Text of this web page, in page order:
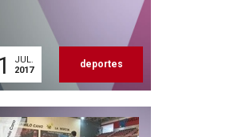
JUL.
2017
deportes